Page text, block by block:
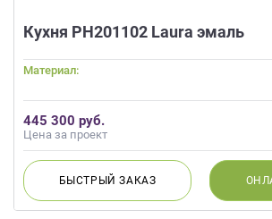
Кухня РН201102 Laura эмаль
Материал:
445 300 руб.
Цена за проект
БЫСТРЫЙЗАКАЗ